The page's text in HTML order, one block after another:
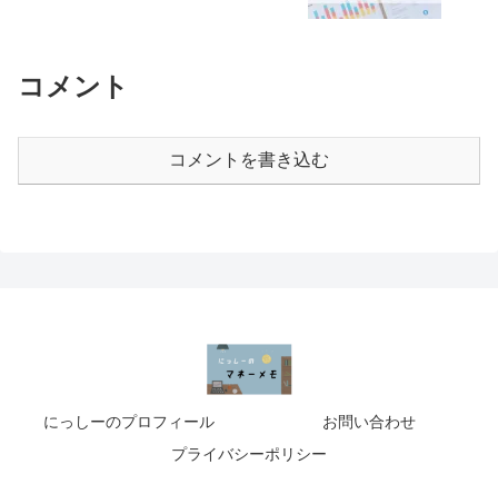
コメント
コメントを書き込む
にっしーのプロフィール
お問い合わせ
プライバシーポリシー